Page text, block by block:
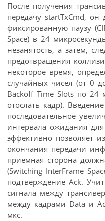
После получения
передачу startTxCmd,
фиксированную паузу
Space) в 24
незанятость, а затем,
предотвращения
некоторое время,
случайных чисел (от 0
Backoff Time Slots по 24
отослать кадр).
последовательное
интервала ожидания
эффективно позволяет
окончания передачи
приемная сторона
(Switching InterFrame
подтверждение Ack.
сигнала между
между кадрами Data и
мкс.